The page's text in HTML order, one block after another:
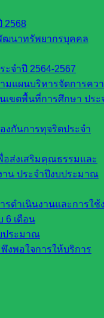
2568
ฒนาทรัพยากรบุคคล
ะจำปี 2564-2567
มแผนบริหารจัดการคว
เขตพื้นที่การศึกษา ประ
งกันการทุจริตประจำ
อส่งเสริมคุณธรรมและ
าน ประจำปีงบประมาณ
รดำเนินงานและการใช้
6 เดือน
ประมาณ
งพอใจการให้บริการ